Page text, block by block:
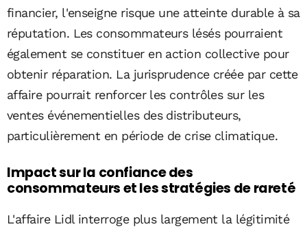
financier, l'enseigne risque une atteinte durable à sa
réputation. Les consommateurs lésés pourraient
également se constituer en action collective pour
obtenir réparation. La jurisprudence créée par cette
affaire pourrait renforcer les contrôles sur les
ventes événementielles des distributeurs,
particulièrement en période de crise climatique.
Impact sur la confiance des
consommateurs et les stratégies de rareté
L'affaire Lidl interroge plus largement la légitimité